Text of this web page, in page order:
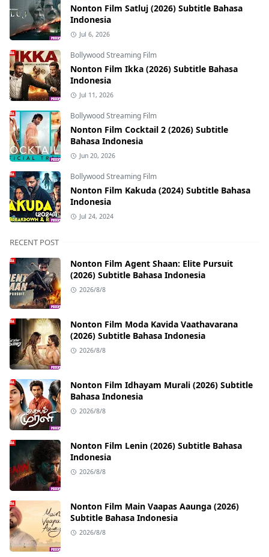
Nonton Film Satluj (2026) Subtitle Bahasa
Indonesia
Jul 6, 2026
Bollywood Streaming Film
Nonton Film Ikka (2026) Subtitle Bahasa
Indonesia
Jul 11, 2026
Bollywood Streaming Film
Nonton Film Cocktail 2 (2026) Subtitle
Bahasa Indonesia
Jun 20, 2026
Bollywood Streaming Film
Nonton Film Kakuda (2024) Subtitle Bahasa
Indonesia
Jul 24, 2024
RECENT POST
Nonton Film Agent Shaan: Elite Pursuit
(2026) Subtitle Bahasa Indonesia
2026/8/8
Nonton Film Moda Kavida Vaathavarana
(2026) Subtitle Bahasa Indonesia
2026/8/8
Nonton Film Idhayam Murali (2026) Subtitle
Bahasa Indonesia
2026/8/8
Nonton Film Lenin (2026) Subtitle Bahasa
Indonesia
2026/8/8
Nonton Film Main Vaapas Aaunga (2026)
Subtitle Bahasa Indonesia
2026/8/8